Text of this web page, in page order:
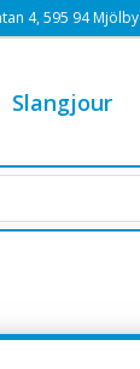
4, 595 94 Mjölby
Slangjour